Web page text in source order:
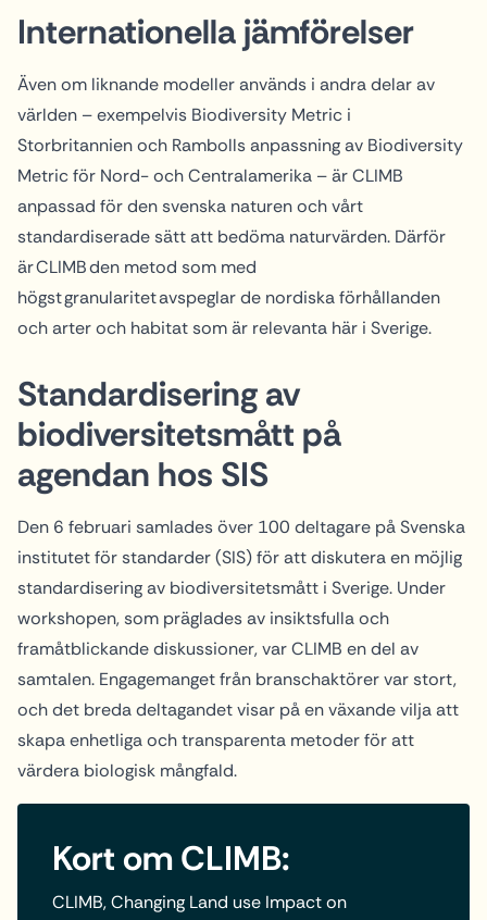
Internationella jämförelser
Även om liknande modeller används i andra delar av
världen – exempelvis Biodiversity Metric i
Storbritannien och Rambolls anpassning av Biodiversity
Metric för Nord- och Centralamerika – är CLIMB
anpassad för den svenska naturen och vårt
standardiserade sätt att bedöma naturvärden. Därför
är CLIMB den metod som med
högst granularitet avspeglar de nordiska förhållanden
och arter och habitat som är relevanta här i Sverige.
Standardisering av
biodiversitetsmått på
agendan hos SIS
Den 6 februari samlades över 100 deltagare på Svenska
institutet för standarder (SIS) för att diskutera en möjlig
standardisering av biodiversitetsmått i Sverige. Under
workshopen, som präglades av insiktsfulla och
framåtblickande diskussioner, var CLIMB en del av
samtalen. Engagemanget från branschaktörer var stort,
och det breda deltagandet visar på en växande vilja att
skapa enhetliga och transparenta metoder för att
värdera biologisk mångfald.
Kort om CLIMB:
CLIMB, Changing Land use Impact on